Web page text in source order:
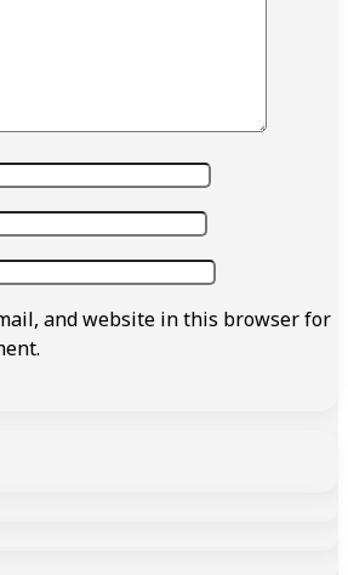
and website in this browser for